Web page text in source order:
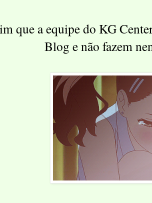
que a equipe do KG
Blog e não fazem